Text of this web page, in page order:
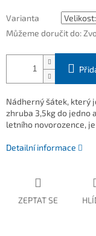
Varianta
Můžeme doručit do:
Nádherný šátek, který
zhruba 3,5kg do jedno
letního novorozence,
Detailní informace
ZEPTAT SE